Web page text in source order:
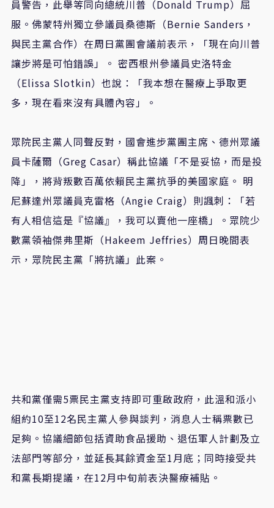
員警告，此舉等同向總統川普（Donald Trump）屈
服。佛蒙特州獨立參議員桑德斯（Bernie Sanders，
與民主黨合作）在周日黨團會議前表示，「現在向川普
讓步將是可怕錯誤」。 密西根州參議員史洛特金
（Elissa Slotkin）也說：「我本想在醫療上爭取更
多，現在看來沒有具體內容」。
眾院民主黨人同聲反對，國會進步黨團主席、德州眾議
員卡薩爾（Greg Casar）稱此協議「不是妥協，而是投
降」，將背叛數百萬依賴民主黨抗爭的美國家庭。 明
尼蘇達州眾議員克雷格（Angie Craig）則諷刺：「若
有人相信這是『協議』，我可以賣他一座橋」。眾院少
數黨領袖傑弗里斯（Hakeem Jeffries）周日晚間表
示，眾院民主黨「將抗議」此案。
共和黨僅需5票民主黨支持即可重啟政府，此溫和派小
組約10至12名民主黨人參與談判，消息人士稱票數已
足夠。協議細節包括資助食品援助、退伍軍人計劃及立
法部門等部分，並延長其餘資金至1月底；同時接受共
和黨長期提議，在12月中旬前表決醫療補貼。